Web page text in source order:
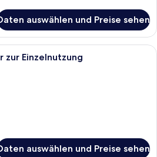
auswählen und Preise sehen
Ein Hotelzimmer mit zwei Betten,
zur Einzelnutzung
auswählen und Preise sehen